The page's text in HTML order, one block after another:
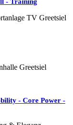
- Training
TV Greetsiel
Greetsiel
- Core Power -